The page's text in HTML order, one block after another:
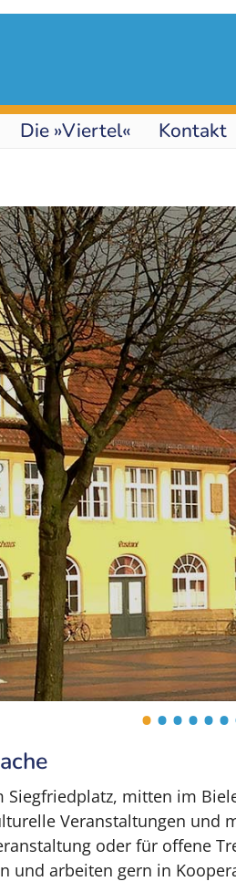
Die »Viertel« Kontakt
••••••
mitten im
Veranstaltungen und
oder für offene
und arbeiten gern in